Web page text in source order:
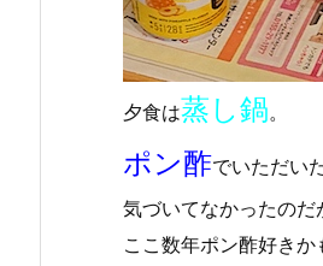
夕食は蒸し鍋。
ポン酢でいただいた
気づいてなかったのだ
ここ数年ポン酢好きか